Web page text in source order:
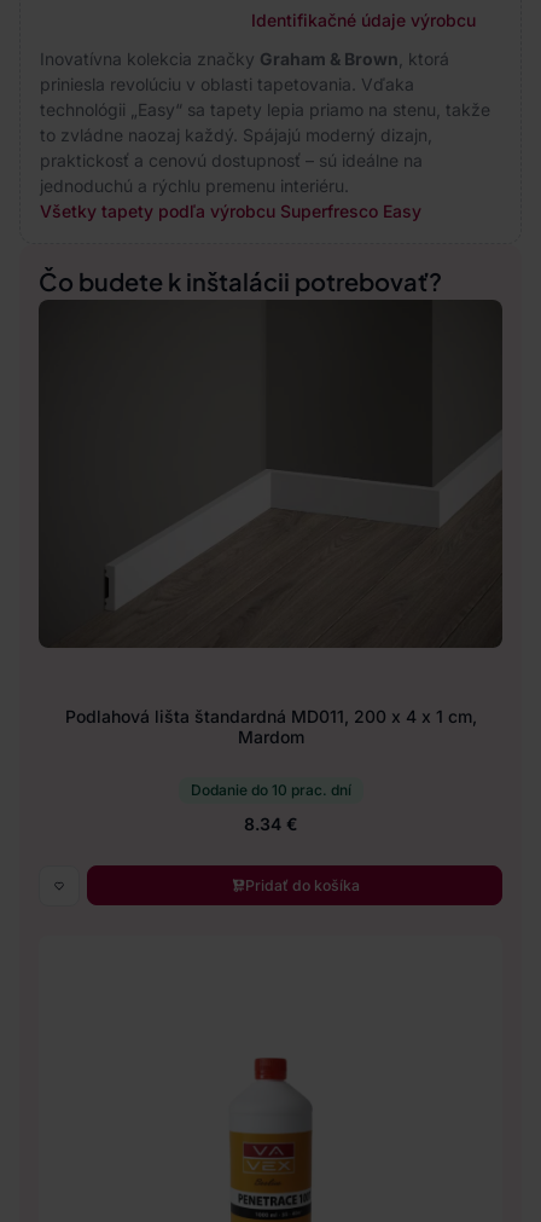
Identifikačné údaje výrobcu
Inovatívna kolekcia značky Graham & Brown , ktorá
priniesla revolúciu v oblasti tapetovania. Vďaka
technológii „Easy“ sa tapety lepia priamo na stenu, takže
to zvládne naozaj každý. Spájajú moderný dizajn,
praktickosť a cenovú dostupnosť – sú ideálne na
jednoduchú a rýchlu premenu interiéru.
Všetky tapety podľa výrobcu Superfresco Easy
Čo budete k inštalácii potrebovať?
Podlahová lišta štandardná MD011, 200 x 4 x 1 cm,
Mardom
Dodanie do 10 prac. dní
8.34 €
Pridať do košíka